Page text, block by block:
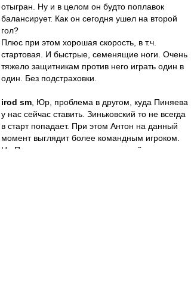
отыгран. Ну и в целом он будто поплавок
балансирует. Как он сегодня ушел на второй
гол?
Плюс при этом хорошая скорость, в т.ч.
стартовая. И быстрые, семенящие ноги. Очень
тяжело защитникам против него играть один в
один. Без подстраховки.
irod sm , Юр, проблема в другом, куда Пиняева
у нас сейчас ставить. Зиньковский то не всегда
в старт попадает. При этом Антон на данный
момент выглядит более командным игроком.
Но Пиняев индивидуально пожалуй посильнее